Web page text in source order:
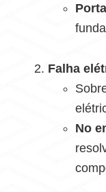
Falha
No